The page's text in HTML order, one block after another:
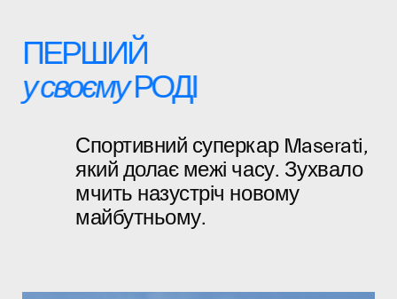
ПЕРШИЙ
у своємуРОДІ
Спортивний суперкар Maserati,
який долає межі часу. Зухвало
мчить назустріч новому
майбутньому.